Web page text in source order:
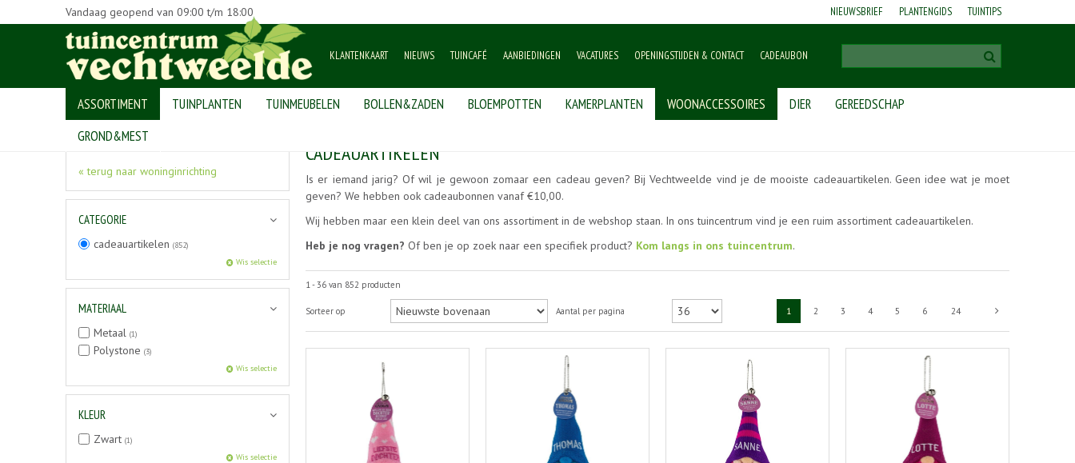
Home > Producten
Vandaag geopend van 09:00 t/m 18:00 NIEUWSBRIEF PLANTENGIDS TUINTIPS
KLANTENKAART NIEUWS TUINCAFÉ AANBIEDINGEN VACATURES OPENINGSTIJDEN & CONTACT CADEAUBON
ASSORTIMENT TUINPLANTEN TUINMEUBELEN BOLLEN&ZADEN BLOEMPOTTEN KAMERPLANTEN WOONACCESSOIRES DIER
GEREEDSCHAP
GROND&MEST
CADEAUARTIKELEN
Is er iemand jarig? Of wil je gewoon zomaar een cadeau geven? Bij Vechtweelde vind je de mooiste cadeauartikelen. Geen idee wat je moet
geven? We hebben ook cadeaubonnen vanaf €10,00.
Wij hebben maar een klein deel van ons assortiment in de webshop staan. In ons tuincentrum vind je een ruim assortiment cadeauartikelen.
Heb je nog vragen? Of ben je op zoek naar een specifiek product? Kom langs in ons tuincentrum.
1 - 36 van 852 producten
Aantal per pagina
Sorteer op 1 2 3 4 5 6 24
« terug naar woninginrichting
CATEGORIE
cadeauartikelen (852)
Wis selectie
MATERIAAL
Metaal (1)
Polystone (3)
Wis selectie
KLEUR
Zwart (1)
Wis selectie